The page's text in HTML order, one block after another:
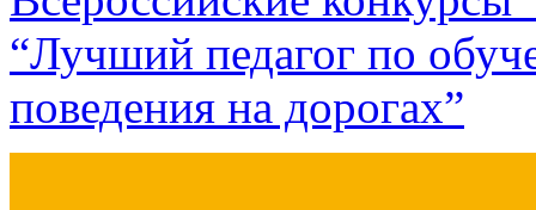
“Лучший педагог по
поведения на дорогах”